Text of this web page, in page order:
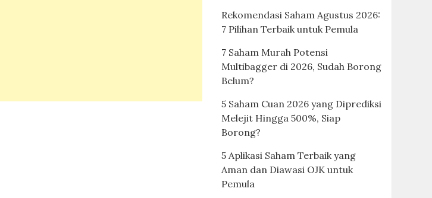
Rekomendasi Saham Agustus 2026:
7 Pilihan Terbaik untuk Pemula
7 Saham Murah Potensi
Multibagger di 2026, Sudah Borong
Belum?
5 Saham Cuan 2026 yang Diprediksi
Melejit Hingga 500%, Siap
Borong?
5 Aplikasi Saham Terbaik yang
Aman dan Diawasi OJK untuk
Pemula